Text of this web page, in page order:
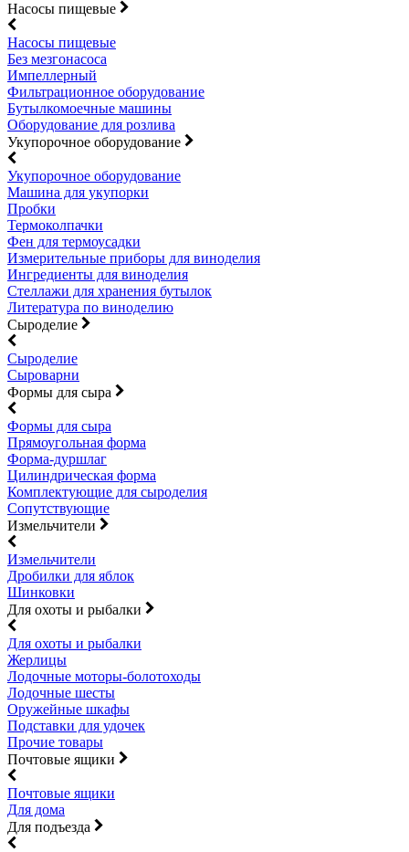
Насосы пищевые
Насосы пищевые
Без мезгонасоса
Импеллерный
Фильтрационное оборудование
Бутылкомоечные машины
Оборудование для розлива
Укупорочное оборудование
Укупорочное оборудование
Машина для укупорки
Пробки
Термоколпачки
Фен для термоусадки
Измерительные приборы для виноделия
Ингредиенты для виноделия
Стеллажи для хранения бутылок
Литература по виноделию
Сыроделие
Сыроделие
Сыроварни
Формы для сыра
Формы для сыра
Прямоугольная форма
Форма-дуршлаг
Цилиндрическая форма
Комплектующие для сыроделия
Сопутствующие
Измельчители
Измельчители
Дробилки для яблок
Шинковки
Для охоты и рыбалки
Для охоты и рыбалки
Жерлицы
Лодочные моторы-болотоходы
Лодочные шесты
Оружейные шкафы
Подставки для удочек
Прочие товары
Почтовые ящики
Почтовые ящики
Для дома
Для подъезда